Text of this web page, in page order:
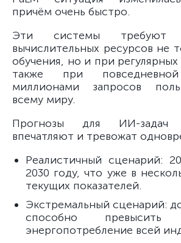
причём очень быстро.
Эти системы требуют
вычислительных ресурсов не
обучения, но и при регулярных
также при
миллионами запросов
всему миру.
Прогнозы для ИИ-задач
впечатляют и тревожат
Реалистичный сценарий:
2030 году, что уже в
текущих показателей.
Экстремальный сценарий:
способно превысить
энергопотребление всей